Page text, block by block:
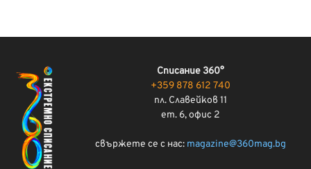
Списание 360°
+359 878 612 740
пл. Славейков 11
ет. 6, офис 2
свържете се с нас: magazine@360mag.bg